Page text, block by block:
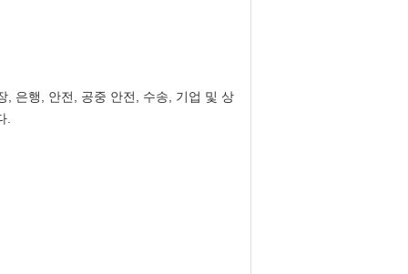
, 은행, 안전, 공중 안전, 수송, 기업 및 상
.